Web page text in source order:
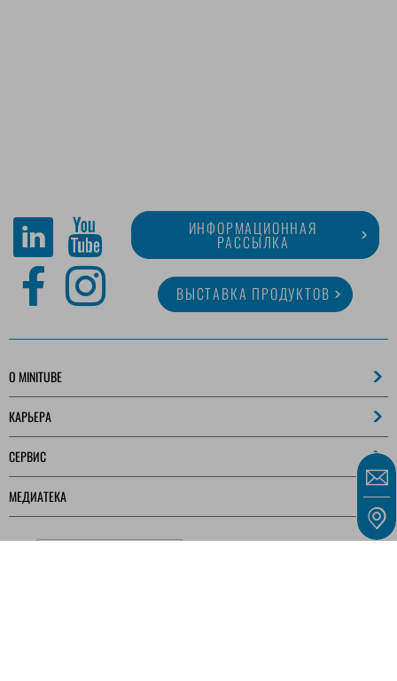
ИНФОРМАЦИОННАЯ
РАССЫЛКА
ВЫСТАВКА ПРОДУКТОВ
O MINITUBE
КАРЬЕРА
СЕРВИС
МЕДИАТЕКА